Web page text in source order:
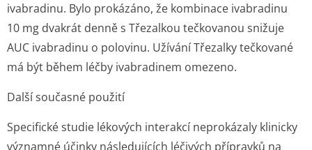
ivabradinu. Bylo prokázáno, že kombinace ivabradinu
10 mg dvakrát denně s Třezalkou tečkovanou snižuje
AUC ivabradinu o polovinu. Užívání Třezalky tečkované
má být během léčby ivabradinem omezeno.
Další současné použití
Specifické studie lékových interakcí neprokázaly klinicky
významné účinky následujících léčivých přípravků na